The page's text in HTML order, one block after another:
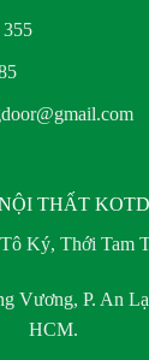
THẤT
Ký, Thới Tam
Vương, P. An
HCM.